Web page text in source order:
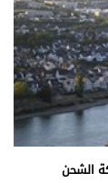
الشحن